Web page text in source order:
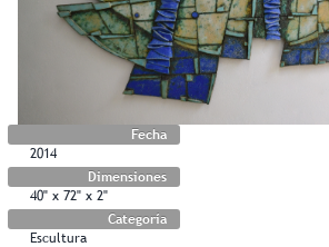
Fecha
2014
Dimensiones
40" x 72" x 2"
Categoría
Escultura